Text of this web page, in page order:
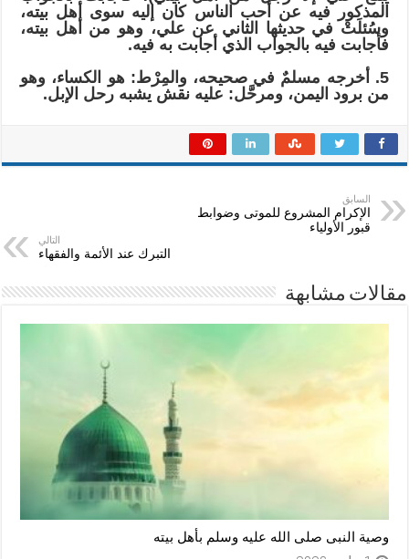
المذكور فيه عن أحب الناس كان إليه سوى أهل بيته،
وسُئلَتْ في حديثها الثاني عن علي، وهو من أهل بيته،
فأجابت فيه بالجواب الذي أجابت به فيه.
5. أخرجه مسلمٌ في صحيحه، والمِرْط: هو الكساء، وهو
من برود اليمن، ومرحَّل: عليه نقش يشبه رحل الإبل.
السابق
الإكرام المشروع للموتى وضوابط
قبور الأولياء
التالي
التبرك عند الأئمة والفقهاء
مقالات مشابهة
وصية النبى صلى الله عليه وسلم بأهل بيته